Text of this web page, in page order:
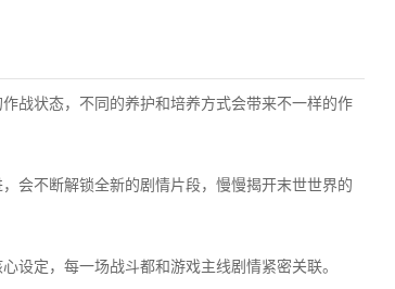
战状态，不同的养护和培养方式会带来不一样的作
会不断解锁全新的剧情片段，慢慢揭开末世世界的
设定，每一场战斗都和游戏主线剧情紧密关联。